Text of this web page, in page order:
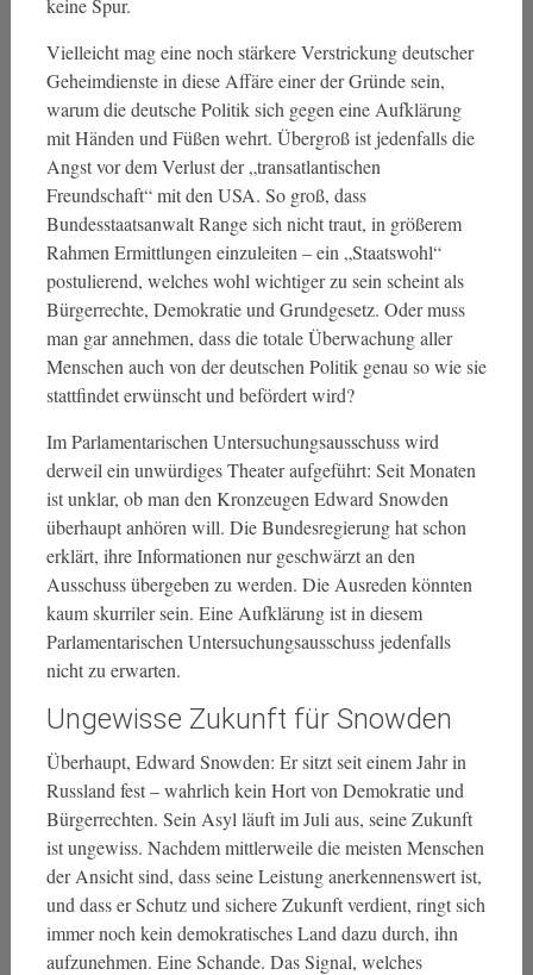
keine Spur.
Vielleicht mag eine noch stärkere Verstrickung deutscher
Geheimdienste in diese Affäre einer der Gründe sein,
warum die deutsche Politik sich gegen eine Aufklärung
mit Händen und Füßen wehrt. Übergroß ist jedenfalls die
Angst vor dem Verlust der „transatlantischen
Freundschaft“ mit den USA. So groß, dass
Bundesstaatsanwalt Range sich nicht traut, in größerem
Rahmen Ermittlungen einzuleiten – ein „Staatswohl“
postulierend, welches wohl wichtiger zu sein scheint als
Bürgerrechte, Demokratie und Grundgesetz. Oder muss
man gar annehmen, dass die totale Überwachung aller
Menschen auch von der deutschen Politik genau so wie sie
stattfindet erwünscht und befördert wird?
Im Parlamentarischen Untersuchungsausschuss wird
derweil ein unwürdiges Theater aufgeführt: Seit Monaten
ist unklar, ob man den Kronzeugen Edward Snowden
überhaupt anhören will. Die Bundesregierung hat schon
erklärt, ihre Informationen nur geschwärzt an den
Ausschuss übergeben zu werden. Die Ausreden könnten
kaum skurriler sein. Eine Aufklärung ist in diesem
Parlamentarischen Untersuchungsausschuss jedenfalls
nicht zu erwarten.
Ungewisse Zukunft für Snowden
Überhaupt, Edward Snowden: Er sitzt seit einem Jahr in
Russland fest – wahrlich kein Hort von Demokratie und
Bürgerrechten. Sein Asyl läuft im Juli aus, seine Zukunft
ist ungewiss. Nachdem mittlerweile die meisten Menschen
der Ansicht sind, dass seine Leistung anerkennenswert ist,
und dass er Schutz und sichere Zukunft verdient, ringt sich
immer noch kein demokratisches Land dazu durch, ihn
aufzunehmen. Eine Schande. Das Signal, welches